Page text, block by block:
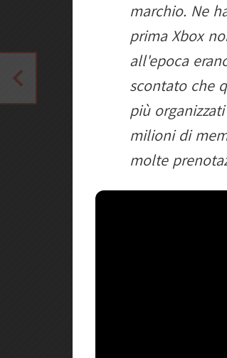
marchio. Ne
prima Xbox
all'epoca
scontato che
più
milioni di
molte